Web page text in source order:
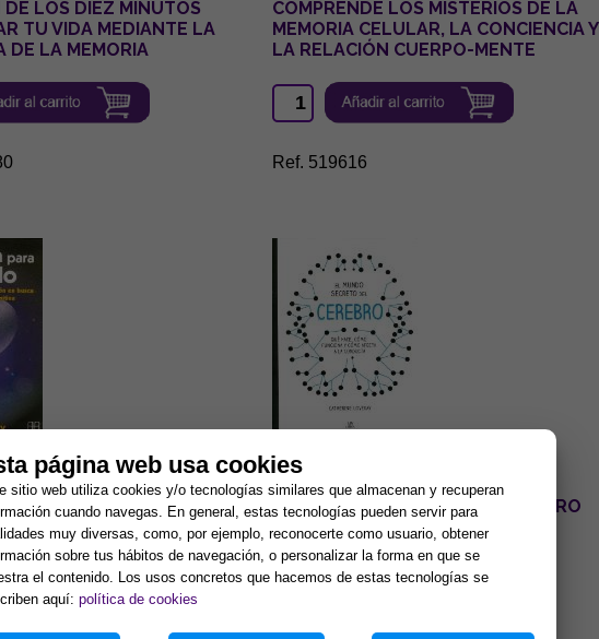
LOS DIEZ MINUTOS
TU VIDA MEDIANTE LA
DE LA MEMORIA
COMPRENDE LOS MISTERIOS DE LA
MEMORIA CELULAR, LA CONCIENCIA Y
LA RELACIÓN CUERPO-MENTE
Ref. 519616
9,62 €
PARA CASI TODO EL MUNDO SECRETO DEL CEREBRO
página web usa cookies
sitio web utiliza cookies y/o tecnologías similares que almacenan y recuperan
cuando navegas. En general, estas tecnologías pueden servir para
muy diversas, como, por ejemplo, reconocerte como usuario, obtener
sobre tus hábitos de navegación, o personalizar la forma en que se
el contenido. Los usos concretos que hacemos de estas tecnologías se
aquí: política de cookies